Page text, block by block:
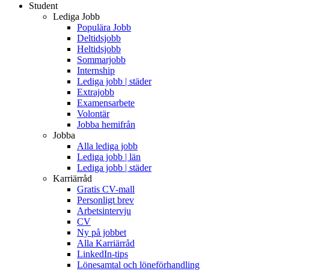
Student
Lediga Jobb
Populära Jobb
Deltidsjobb
Heltidsjobb
Sommarjobb
Internship
Lediga jobb | städer
Extrajobb
Examensarbete
Volontär
Jobba hemifrån
Jobba
Alla lediga jobb
Lediga jobb | län
Lediga jobb | städer
Karriärråd
Gratis CV-mall
Personligt brev
Arbetsintervju
CV
Ny på jobbet
Alla Karriärråd
LinkedIn-tips
Lönesamtal och löneförhandling